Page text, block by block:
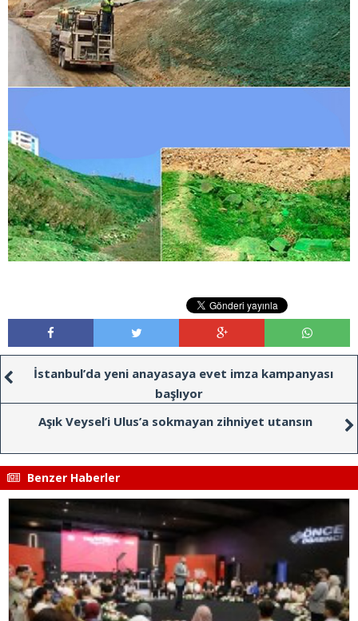
İstanbul’da yeni anayasaya evet imza kampanyası
başlıyor
Aşık Veysel’i Ulus’a sokmayan zihniyet utansın
Benzer Haberler